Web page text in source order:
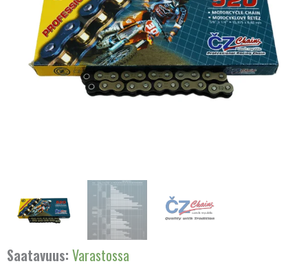
Saatavuus: Varastossa
AUSTRALIA
BELGIA